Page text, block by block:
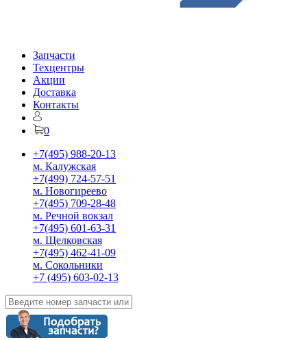
Запчасти
Техцентры
Акции
Доставка
Контакты
0
+7(495) 988-20-13
м. Калужская
+7(499) 724-57-51
м. Новогиреево
+7(495) 709-28-48
м. Речной вокзал
+7(495) 601-63-31
м. Щелковская
+7(495) 462-41-09
м. Сокольники
+7 (495) 603-02-13